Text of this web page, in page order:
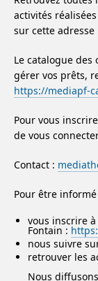
activités
sur cette adresse
Le catalogue
gérer vos prêts,
https://mediapf-
Pour vous
de vous
Contact :
Pour être
vous inscrire
Fontain :
nous suivre
retrouver les
Nous